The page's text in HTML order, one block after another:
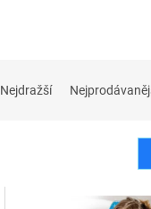
Nejdražší